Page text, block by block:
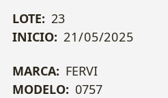
LOTE: 23
INICIO: 21/05/2025
MARCA: FERVI
MODELO: 0757